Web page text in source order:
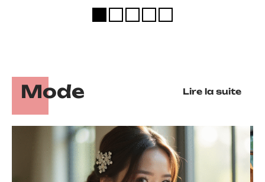
Mode Lire la suite